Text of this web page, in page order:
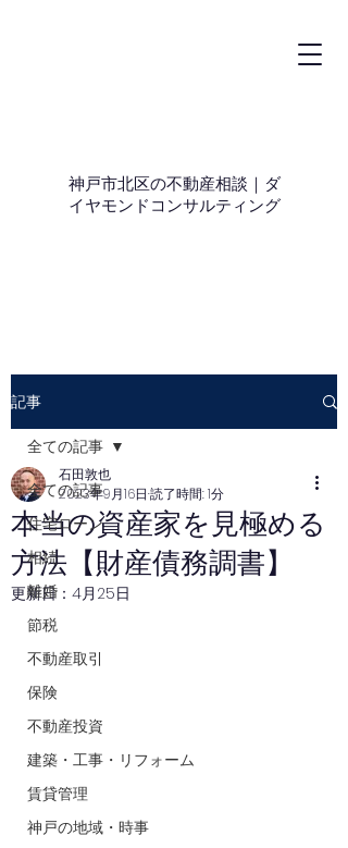
神戸市北区の不動産相談｜ダ
イヤモンドコンサルティング
記事
全ての記事
住宅ローン
相続
離婚
節税
不動産取引
保険
不動産投資
建築・工事・リフォーム
賃貸管理
神戸の地域・時事
全ての記事
本当の資産家を見極める
方法【財産債務調書】
石田敦也
2023年9月16日 読了時間: 1分
更新日： 4月25日